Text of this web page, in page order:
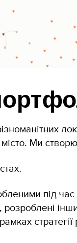
Ми
під
розроблені